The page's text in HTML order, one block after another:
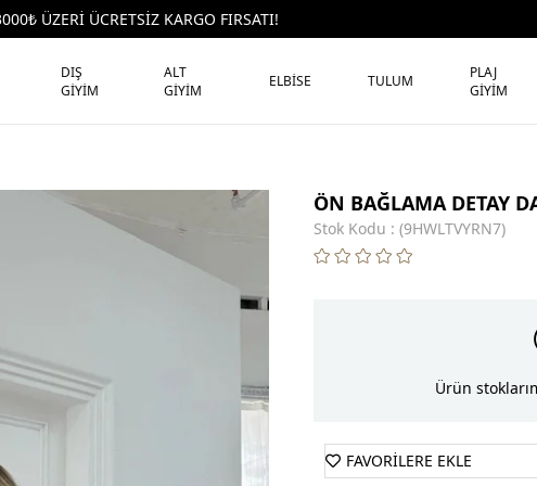
ÜZERİ ÜCRETSİZ KARGO FIRSATI!
DIŞ
GİYİM
ALT
GİYİM
ELBİSE TULUM
PLAJ
GİYİM
ÖN BAĞLAMA DETAY
Stok Kodu (9HWLTVYRN7)
Ürün
FAVORILERE EKLE